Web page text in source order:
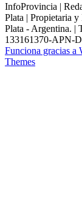
InfoProvincia |
Plata | Propietaria
Plata - Argentina. |
133161370-APN-
Funciona gracias a
Themes